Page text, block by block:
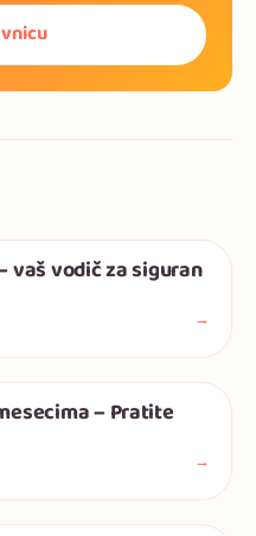
vaš vodič za siguran
→
– Pratite
→